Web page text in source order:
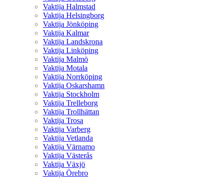
Vaktija Halmstad
Vaktija Helsingborg
Vaktija Jönköping
Vaktija Kalmar
Vaktija Landskrona
Vaktija Linköping
Vaktija Malmö
Vaktija Motala
Vaktija Norrköping
Vaktija Oskarshamn
Vaktija Stockholm
Vaktija Trelleborg
Vaktija Trollhättan
Vaktija Trosa
Vaktija Varberg
Vaktija Vetlanda
Vaktija Värnamo
Vaktija Västerås
Vaktija Växjö
Vaktija Örebro